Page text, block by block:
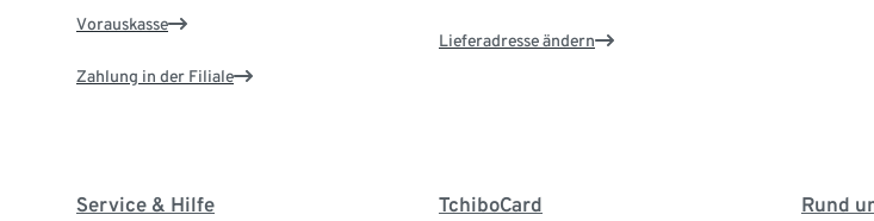
Vorauskasse
Zahlung in der Filiale
Lieferadresse ändern
Service & Hilfe TchiboCard Rund